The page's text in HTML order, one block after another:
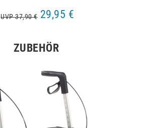
UVP 37,90 € 29,95 €
ZUBEHÖR